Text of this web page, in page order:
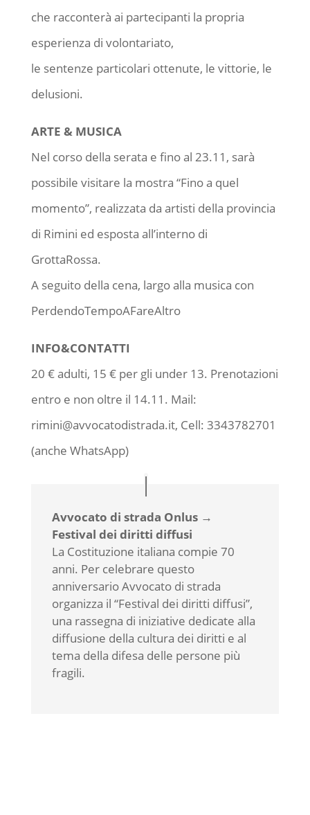
che racconterà ai partecipanti la propria
esperienza di volontariato,
le sentenze particolari ottenute, le vittorie, le
delusioni.
ARTE & MUSICA
Nel corso della serata e fino al 23.11, sarà
possibile visitare la mostra “Fino a quel
momento”, realizzata da artisti della provincia
di Rimini ed esposta all’interno di
GrottaRossa.
A seguito della cena, largo alla musica con
PerdendoTempoAFareAltro
INFO&CONTATTI
20 € adulti, 15 € per gli under 13. Prenotazioni
entro e non oltre il 14.11. Mail:
rimini@avvocatodistrada.it, Cell: 3343782701
(anche WhatsApp)
Avvocato di strada Onlus →
Festival dei diritti diffusi
La Costituzione italiana compie 70
anni. Per celebrare questo
anniversario Avvocato di strada
organizza il “Festival dei diritti diffusi”,
una rassegna di iniziative dedicate alla
diffusione della cultura dei diritti e al
tema della difesa delle persone più
fragili.